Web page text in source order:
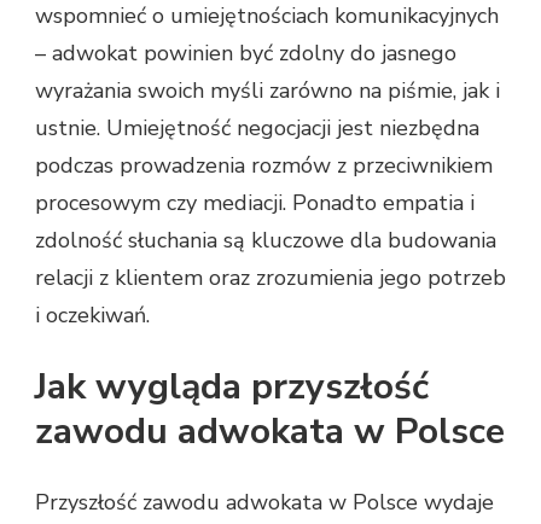
wspomnieć o umiejętnościach komunikacyjnych
– adwokat powinien być zdolny do jasnego
wyrażania swoich myśli zarówno na piśmie, jak i
ustnie. Umiejętność negocjacji jest niezbędna
podczas prowadzenia rozmów z przeciwnikiem
procesowym czy mediacji. Ponadto empatia i
zdolność słuchania są kluczowe dla budowania
relacji z klientem oraz zrozumienia jego potrzeb
i oczekiwań.
Jak wygląda przyszłość
zawodu adwokata w Polsce
Przyszłość zawodu adwokata w Polsce wydaje